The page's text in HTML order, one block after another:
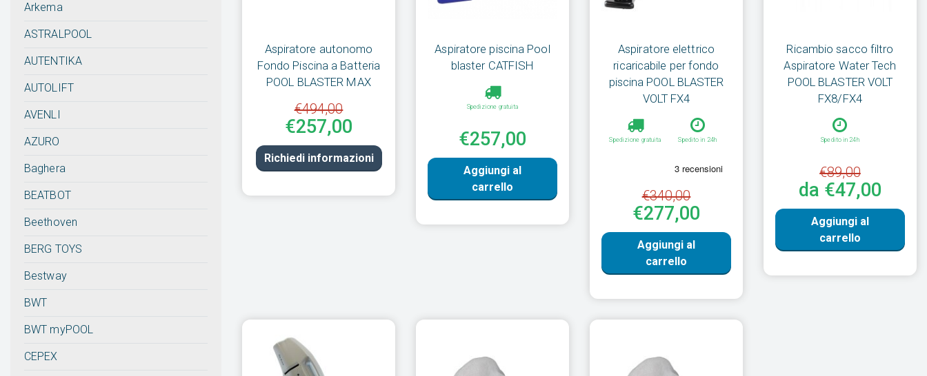
Aspiratore autonomo
Fondo Piscina a Batteria
POOL BLASTER MAX
€494,00
€257,00
Richiedi informazioni
Aspiratore piscina Pool
blaster CATFISH
Spedizione gratuita
€257,00
Aggiungi al
carrello
Aspiratore elettrico
ricaricabile per fondo
piscina POOL BLASTER
VOLT FX4
Spedizione gratuita Spedito in 24h
€340,00
€277,00
Aggiungi al
carrello
Ricambio sacco filtro
Aspiratore Water Tech
POOL BLASTER VOLT
FX8/FX4
Spedito in 24h
€89,00
da €47,00
Aggiungi al
carrello
Arkema
ASTRALPOOL
AUTENTIKA
AUTOLIFT
AVENLI
AZURO
Baghera
BEATBOT
Beethoven
BERG TOYS
Bestway
BWT
BWT myPOOL
CEPEX